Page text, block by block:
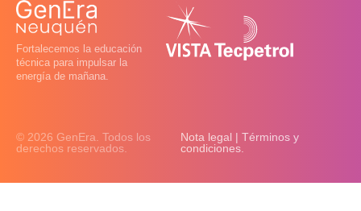
Fortalecemos la educación
técnica para impulsar la
energía de mañana.
© 2026 GenEra. Todos los
derechos reservados.
Nota legal | Términos y
condiciones.